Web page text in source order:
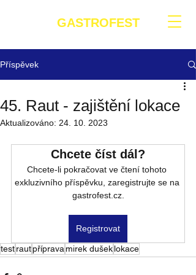
GASTROFEST
Příspěvek
45. Raut - zajištění lokace
Aktualizováno: 24. 10. 2023
Chcete číst dál?
Chcete-li pokračovat ve čtení tohoto
exkluzivního příspěvku, zaregistrujte se na
gastrofest.cz.
Registrovat
testrautpříprava mirek dušeklokace